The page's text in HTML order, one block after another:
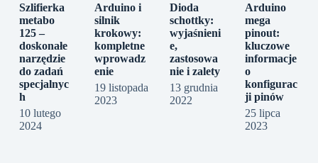
Szlifierka
metabo
125 –
doskonałe
narzędzie
do zadań
specjalnyc
h
10 lutego
2024
Arduino i
silnik
krokowy:
kompletne
wprowadz
enie
19 listopada
2023
Dioda
schottky:
wyjaśnieni
e,
zastosowa
nie i zalety
13 grudnia
2022
Arduino
mega
pinout:
kluczowe
informacje
o
konfigurac
ji pinów
25 lipca
2023